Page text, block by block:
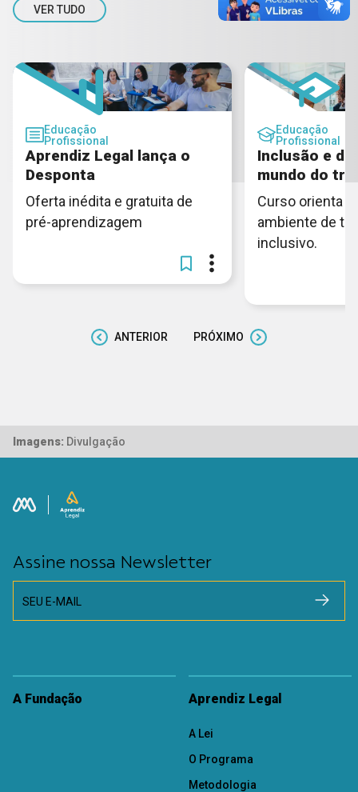
VER TUDO
Educação
Profissional
Aprendiz Legal lança o
Desponta
Oferta inédita e gratuita de
pré-aprendizagem
Educação
Profissional
Inclusão e
mundo do
Curso orienta
ambiente de
inclusivo.
ANTERIOR PRÓXIMO
Imagens: Divulgação
Assine nossa Newsletter
SEU E-MAIL
A Fundação Aprendiz Legal
A Lei
O Programa
Metodologia